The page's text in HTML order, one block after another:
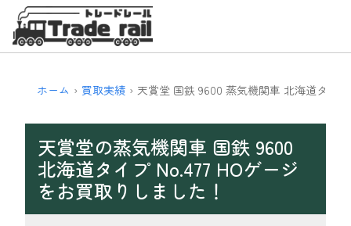
ホーム 買取実績 天賞堂 国鉄 9600 蒸気機関車 北海道タイ
天賞堂の蒸気機関車 国鉄 9600
北海道タイプ No.477 HOゲージ
をお買取りしました！